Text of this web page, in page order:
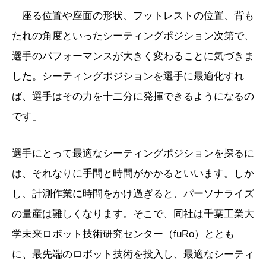
「座る位置や座面の形状、フットレストの位置、背も
たれの角度といったシーティングポジション次第で、
選手のパフォーマンスが大きく変わることに気づきま
した。シーティングポジションを選手に最適化すれ
ば、選手はその力を十二分に発揮できるようになるの
です」
選手にとって最適なシーティングポジションを探るに
は、それなりに手間と時間がかかるといいます。しか
し、計測作業に時間をかけ過ぎると、パーソナライズ
の量産は難しくなります。そこで、同社は千葉工業大
学未来ロボット技術研究センター（fuRo）ととも
に、最先端のロボット技術を投入し、最適なシーティ